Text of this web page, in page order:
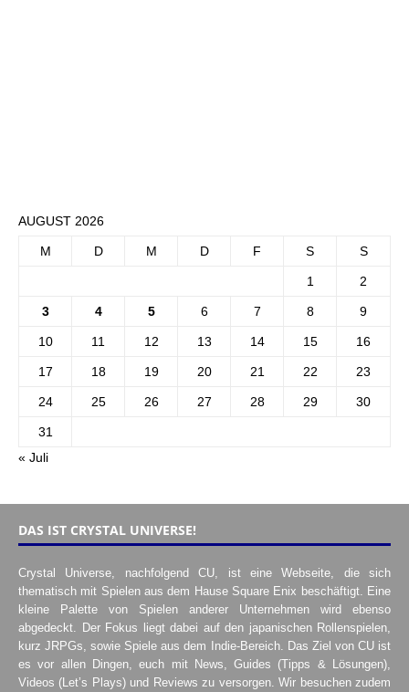
AUGUST 2026
M D M D F S S
1 2
3 4 5 6 7 8 9
10 11 12 13 14 15 16
17 18 19 20 21 22 23
24 25 26 27 28 29 30
31
« Juli
DAS IST CRYSTAL UNIVERSE!
Crystal Universe, nachfolgend CU, ist eine Webseite, die sich
thematisch mit Spielen aus dem Hause Square Enix beschäftigt. Eine
kleine Palette von Spielen anderer Unternehmen wird ebenso
abgedeckt. Der Fokus liegt dabei auf den japanischen Rollenspielen,
kurz JRPGs, sowie Spiele aus dem Indie-Bereich. Das Ziel von CU ist
es vor allen Dingen, euch mit News, Guides (Tipps & Lösungen),
Videos (Let’s Plays) und Reviews zu versorgen. Wir besuchen zudem